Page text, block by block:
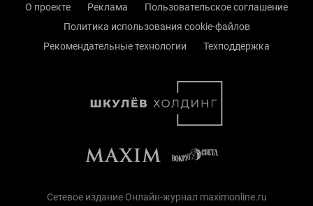
О проекте Реклама
Пользовательское соглашение
Политика использования cookie-файлов
Рекомендательные технологии
Техподдержка
Сетевое издание Онлайн-журнал maximonline.ru